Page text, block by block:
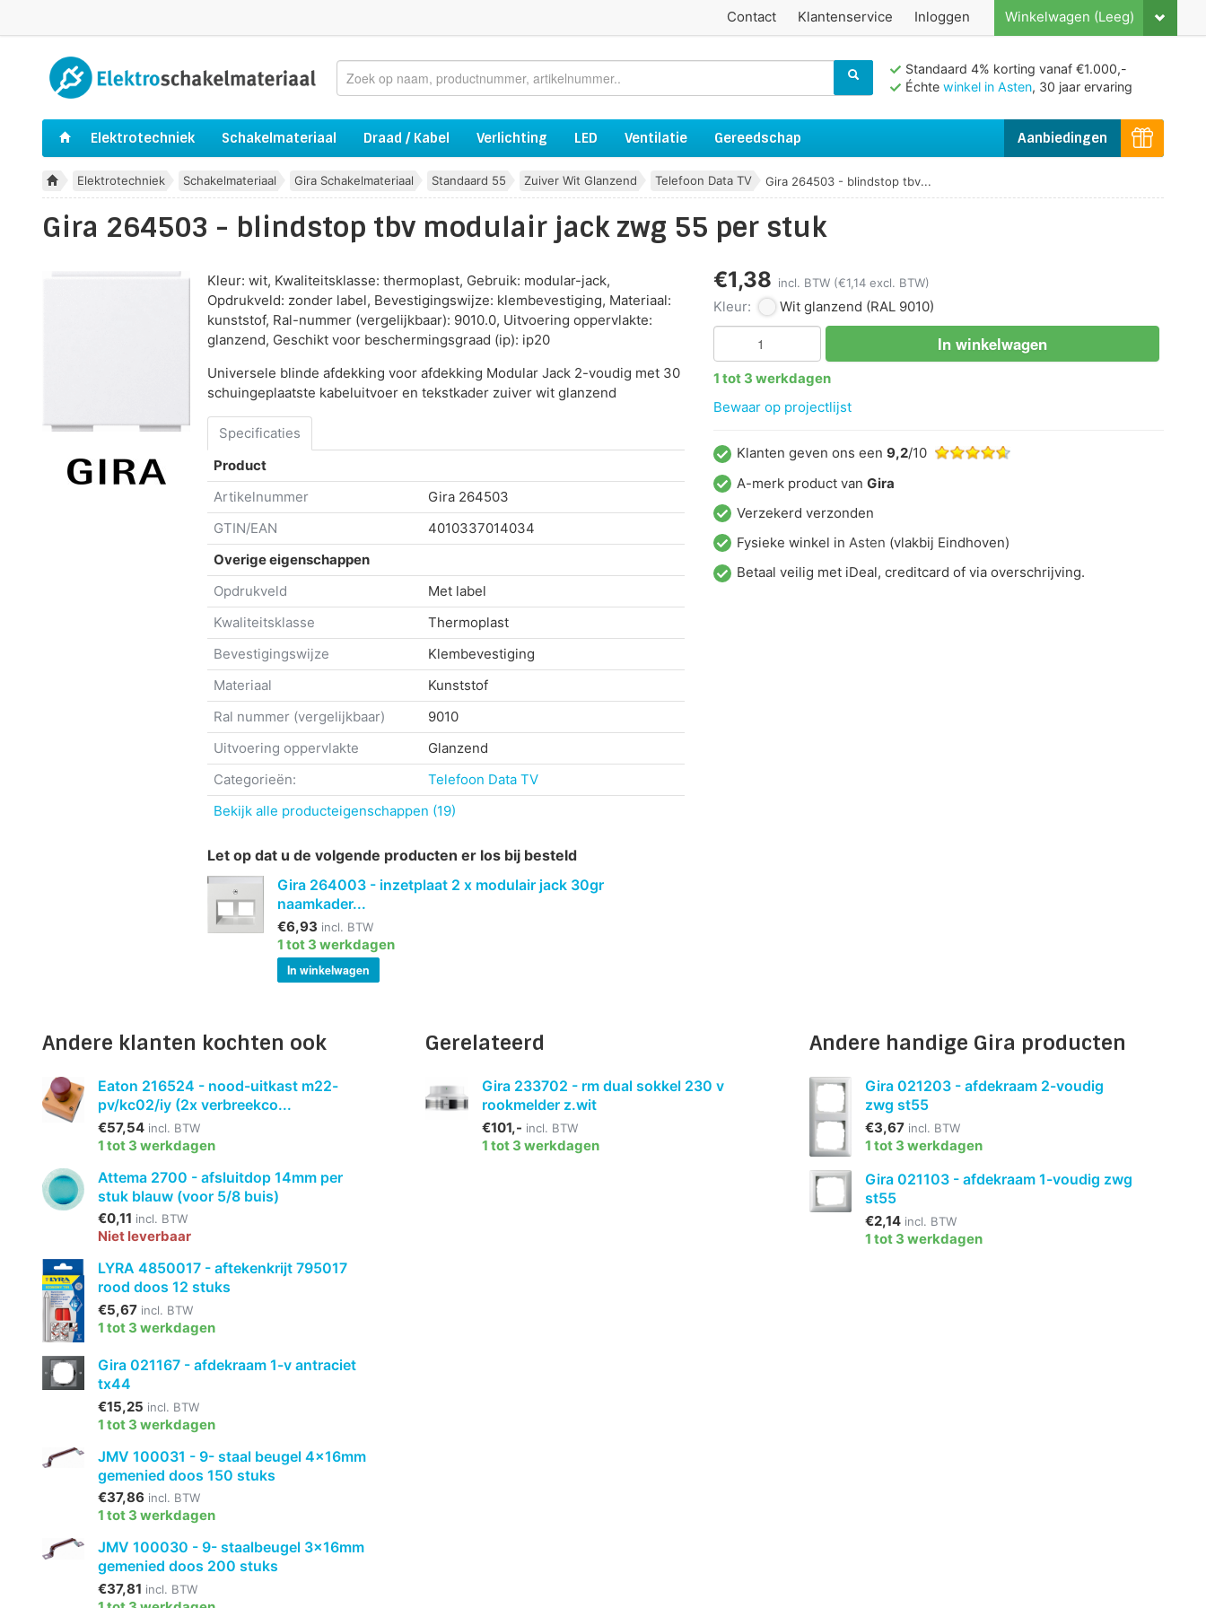
Winkelwagen (Leeg)
Inloggen
Klantenservice
Contact
Standaard 4% korting vanaf €1.000,-
Échte winkel in Asten, 30 jaar ervaring
Elektrotechniek Schakelmateriaal Draad / Kabel Verlichting LED Aanbiedingen
Ventilatie Gereedschap
Elektrotechniek Schakelmateriaal Gira Schakelmateriaal Standaard 55 Zuiver Wit Glanzend Telefoon Data TV Gira 264503 - blindstop tbv...
Gira 264503 - blindstop tbv modulair jack zwg 55 per stuk
Kleur: wit, Kwaliteitsklasse: thermoplast, Gebruik: modular-jack,
Opdrukveld: zonder label, Bevestigingswijze: klembevestiging, Materiaal:
kunststof, Ral-nummer (vergelijkbaar): 9010.0, Uitvoering oppervlakte:
glanzend, Geschikt voor beschermingsgraad (ip): ip20
Universele blinde afdekking voor afdekking Modular Jack 2-voudig met 30
schuingeplaatste kabeluitvoer en tekstkader zuiver wit glanzend
Specificaties
Product
Artikelnummer
Gira 264503
GTIN/EAN
4010337014034
Overige eigenschappen
Opdrukveld
Met label
Kwaliteitsklasse
Thermoplast
Bevestigingswijze
Klembevestiging
Materiaal
Kunststof
Ral nummer (vergelijkbaar)
9010
Uitvoering oppervlakte
Glanzend
Categorieën:
Telefoon Data TV
Bekijk alle producteigenschappen (19)
Let op dat u de volgende producten er los bij besteld
Gira 264003 - inzetplaat 2 x modulair jack 30gr
naamkader...
€6,93 incl. BTW
1 tot 3 werkdagen
In winkelwagen
€1,38 incl. BTW (€1,14 excl. BTW)
Kleur: Wit glanzend (RAL 9010)
In winkelwagen
1 tot 3 werkdagen
Bewaar op projectlijst
Klanten geven ons een 9,2/10
A-merk product van Gira
Verzekerd verzonden
Fysieke winkel in Asten (vlakbij Eindhoven)
Betaal veilig met iDeal, creditcard of via overschrijving.
Andere klanten kochten ook
Eaton 216524 - nood-uitkast m22-
pv/kc02/iy (2x verbreekco...
€57,54 incl. BTW
1 tot 3 werkdagen
Attema 2700 - afsluitdop 14mm per
stuk blauw (voor 5/8 buis)
€0,11 incl. BTW
Niet leverbaar
LYRA 4850017 - aftekenkrijt 795017
rood doos 12 stuks
€5,67 incl. BTW
1 tot 3 werkdagen
Gira 021167 - afdekraam 1-v antraciet
tx44
€15,25 incl. BTW
1 tot 3 werkdagen
JMV 100031 - 9- staal beugel 4x16mm
gemenied doos 150 stuks
€37,86 incl. BTW
1 tot 3 werkdagen
JMV 100030 - 9- staalbeugel 3x16mm
gemenied doos 200 stuks
€37,81 incl. BTW
Gerelateerd
Gira 233702 - rm dual sokkel 230 v
rookmelder z.wit
€101,- incl. BTW
1 tot 3 werkdagen
Andere handige Gira producten
Gira 021203 - afdekraam 2-voudig
zwg st55
€3,67 incl. BTW
1 tot 3 werkdagen
Gira 021103 - afdekraam 1-voudig zwg
st55
€2,14 incl. BTW
1 tot 3 werkdagen